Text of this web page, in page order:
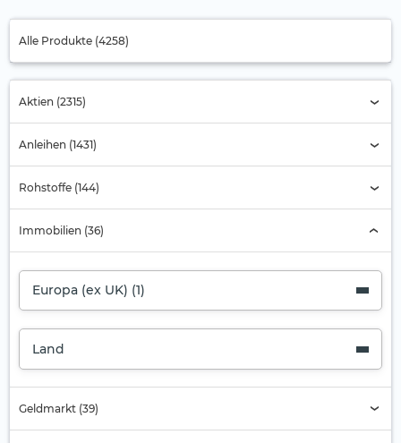
Alle Produkte (4258)
Aktien (2315)
Anleihen (1431)
Rohstoffe (144)
Immobilien (36)
Europa (ex UK) (1)
Land
Geldmarkt (39)